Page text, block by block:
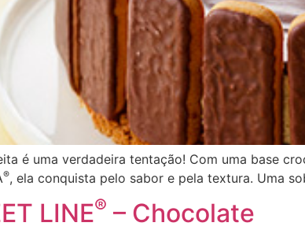
é uma verdadeira tentação! Com uma base
®, ela conquista pelo sabor e pela textura. Uma
LINE® – Chocolate